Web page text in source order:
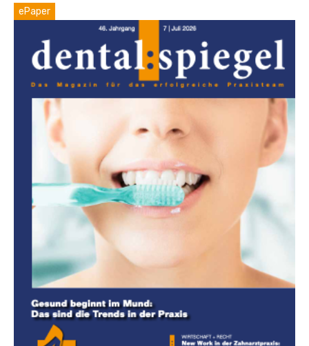
ePaper